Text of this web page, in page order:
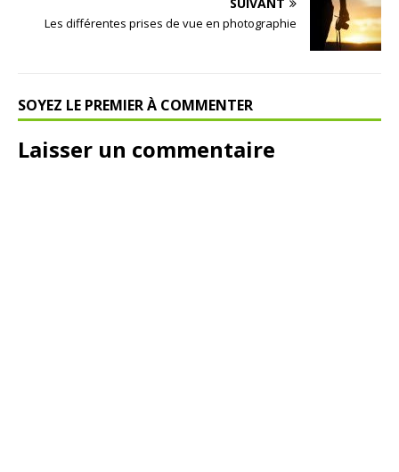
Les différentes prises de vue en photographie
SOYEZ LE PREMIER À COMMENTER
Laisser un commentaire